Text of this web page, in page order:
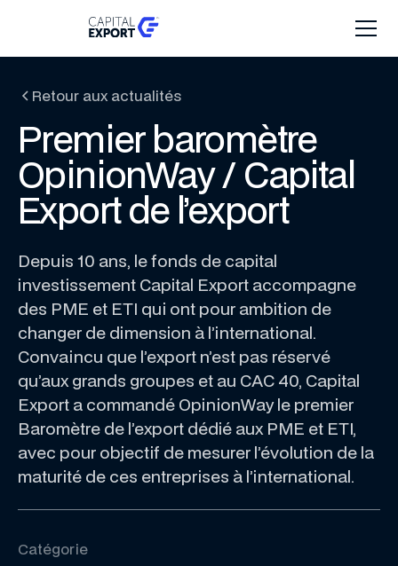
Retour aux actualités
Premier baromètre
OpinionWay / Capital
Export de l’export
Depuis 10 ans, le fonds de capital
investissement Capital Export accompagne
des PME et ETI qui ont pour ambition de
changer de dimension à l’international.
Convaincu que l’export n’est pas réservé
qu’aux grands groupes et au CAC 40, Capital
Export a commandé OpinionWay le premier
Baromètre de l’export dédié aux PME et ETI,
avec pour objectif de mesurer l’évolution de la
maturité de ces entreprises à l’international.
Catégorie